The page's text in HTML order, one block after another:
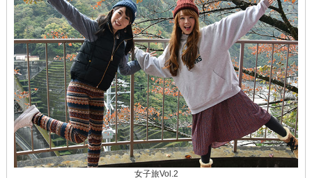
女子旅Vol.2